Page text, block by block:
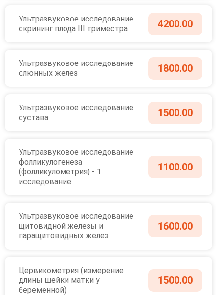
Ультразвуковое исследование
скрининг плода III триместра
4200.00
Ультразвуковое исследование
слюнных желез
1800.00
Ультразвуковое исследование
сустава
1500.00
Ультразвуковое исследование
фолликулогенеза
(фолликулометрия) - 1
исследование
1100.00
Ультразвуковое исследование
щитовидной железы и
паращитовидных желез
1600.00
Цервикометрия (измерение
длины шейки матки у
беременной)
1500.00